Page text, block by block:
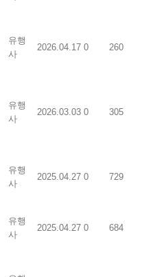
유행
사
2026.04.17 0 260
유행
사
2026.03.03 0 305
유행
사
2025.04.27 0 729
유행
사
2025.04.27 0 684